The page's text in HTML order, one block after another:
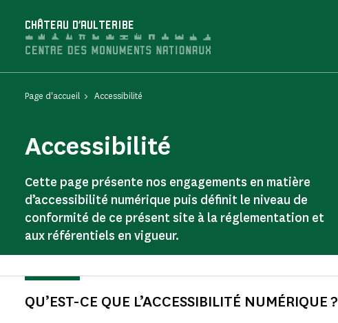
CHÂTEAU D'AULTERIBE
Page d'accueil Accessibilité
Accessibilité
Cette page présente nos engagements en matière
d’accessibilité numérique puis définit le niveau de
conformité de ce présent site à la réglementation et
aux référentiels en vigueur.
QU’EST-CE QUE L’ACCESSIBILITÉ NUMÉRIQUE ?